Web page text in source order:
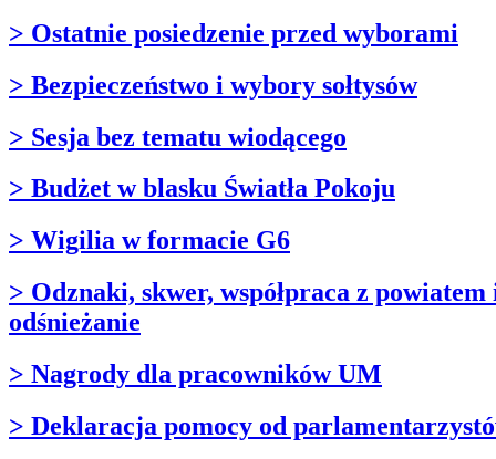
> Ostatnie posiedzenie przed wyborami
> Bezpieczeństwo i wybory sołtysów
> Sesja bez tematu wiodącego
> Budżet w blasku Światła Pokoju
> Wigilia w formacie G6
> Odznaki, skwer, współpraca z powiatem
odśnieżanie
> Nagrody dla pracowników UM
> Deklaracja pomocy od